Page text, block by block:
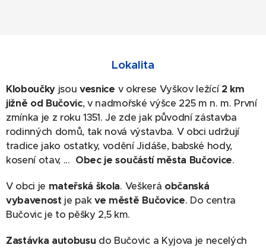
Lokalita
Kloboučky jsouvesnice v okrese Vyškov ležící2 km
jižně od Bučovic, v nadmořské výšce 225 m n. m. První
zmínka je z roku 1351. Je zde jak původní zástavba
rodinných domů, tak nová výstavba. V obci udržují
tradice jako ostatky, vodění Jidáše, babské hody,
kosení otav, ... Obec je součástí města Bučovice.
V obci je mateřská škola. Veškerá občanská
vybavenostje pakve městě Bučovice. Do centra
Bučovic je to pěšky 2,5 km.
Zastávka autobusu do Bučovic a Kyjova je necelých